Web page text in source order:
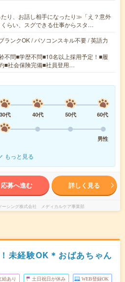
り、お話し相手になったり≫「え？意外
らい、スグできる仕事からスタ…
ランクOK / パソコンスキル不要 / 英語力
不問■学歴不問■10名以上採用予定！■履
■社会保険完備■社員登用…
30代 40代 50代
60代
男性
もっと見る
応募へ進む 詳しく見る
ーシング株式会社 メディカルケア事業部
未経験OK＊おばあちゃん
給あり 土日祝日が休み WEB登録OK